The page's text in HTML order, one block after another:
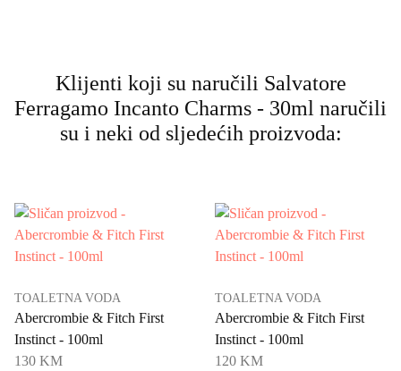
Klijenti koji su naručili Salvatore
Ferragamo Incanto Charms - 30ml naručili
su i neki od sljedećih proizvoda:
TOALETNA VODA
Abercrombie & Fitch First
Instinct - 100ml
130 KM
TOALETNA VODA
Abercrombie & Fitch First
Instinct - 100ml
120 KM